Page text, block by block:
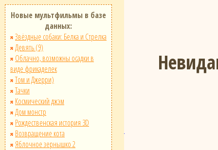
Новые мультфильмы в базе
данных:
Звёздные собаки: Белка и Стрелка
Девять (9)
Облачно, возможны осадки в
виде фрикаделек
Том и Джерри)
Тачки
Космический джэм
Дом монстр
Рождественская история 3D
Возвращение кота
Яблочное зернышко 2